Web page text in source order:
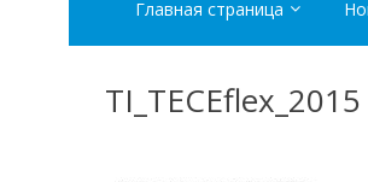
Главная страница